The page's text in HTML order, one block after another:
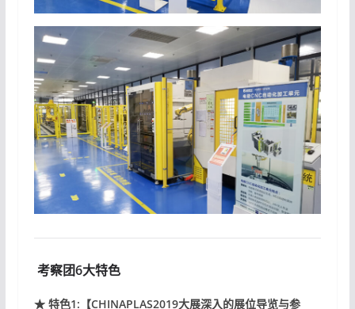
考察团6大特色
★ 特色1:【CHINAPLAS2019大展深入的展位导览与参